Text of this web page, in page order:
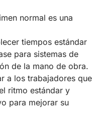
normal es una
tiempos estándar
para sistemas de
de la mano de obra.
a los trabajadores que
ritmo estándar y
para mejorar su